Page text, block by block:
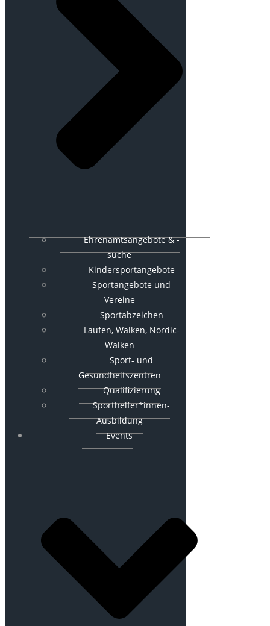
Ehrenamtsangebote & -
suche
Kindersportangebote
Sportangebote und
Vereine
Sportabzeichen
Laufen, Walken, Nordic-
Walken
Sport- und
Gesundheitszentren
Qualifizierung
Sporthelfer*innen-
Ausbildung
Events